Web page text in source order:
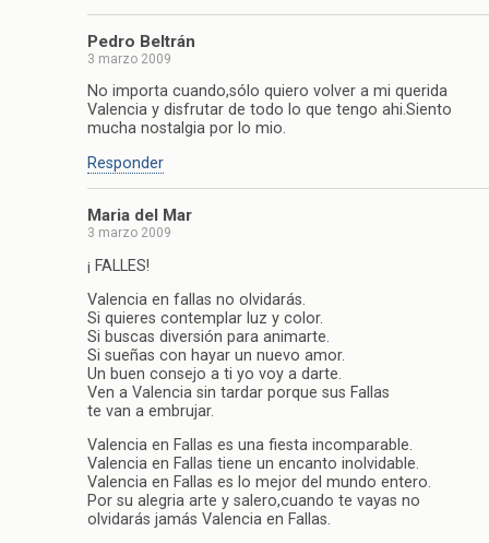
Pedro Beltrán
3 marzo 2009
No importa cuando,sólo quiero volver a mi querida
Valencia y disfrutar de todo lo que tengo ahi.Siento
mucha nostalgia por lo mio.
Responder
Maria del Mar
3 marzo 2009
¡ FALLES!
Valencia en fallas no olvidarás.
Si quieres contemplar luz y color.
Si buscas diversión para animarte.
Si sueñas con hayar un nuevo amor.
Un buen consejo a ti yo voy a darte.
Ven a Valencia sin tardar porque sus Fallas
te van a embrujar.
Valencia en Fallas es una fiesta incomparable.
Valencia en Fallas tiene un encanto inolvidable.
Valencia en Fallas es lo mejor del mundo entero.
Por su alegria arte y salero,cuando te vayas no
olvidarás jamás Valencia en Fallas.